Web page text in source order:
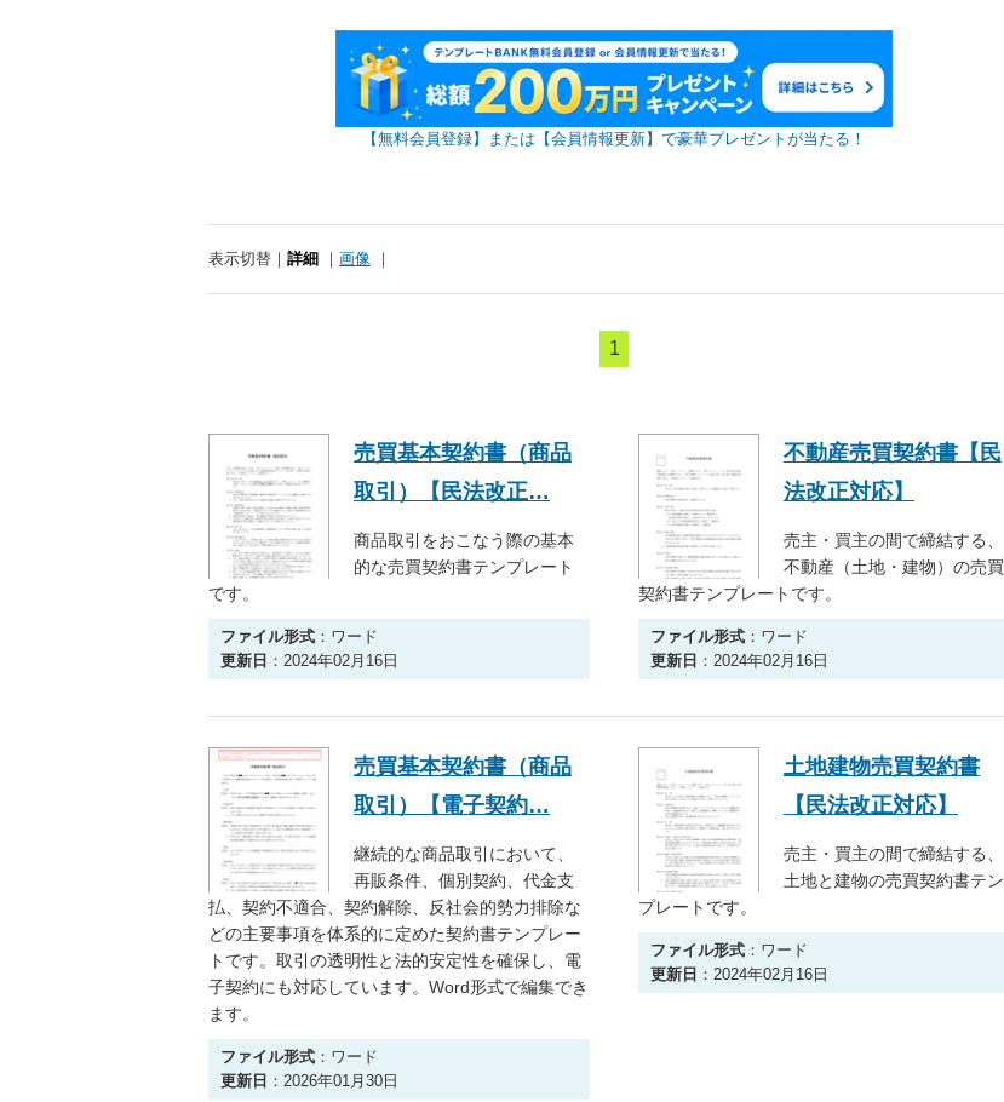
【無料会員登録】または【会員情報更新】で豪華プレゼントが当たる！
表示切替 詳細 画像
1
売買基本契約書（商品
取引）【民法改正…
商品取引をおこなう際の基本
的な売買契約書テンプレート
です。
ファイル形式 ：ワード
更新日 ：2024年02月16日
不動産売買契約書【民
法改正対応】
売主・買主の間で締結する、
不動産（土地・建物）の売買
契約書テンプレートです。
ファイル形式 ：ワード
更新日 ：2024年02月16日
売買基本契約書（商品
取引）【電子契約…
継続的な商品取引において、
再販条件、個別契約、代金支
払、契約不適合、契約解除、反社会的勢力排除な
どの主要事項を体系的に定めた契約書テンプレー
トです。取引の透明性と法的安定性を確保し、電
子契約にも対応しています。Word形式で編集でき
ます。
ファイル形式 ：ワード
更新日 ：2026年01月30日
土地建物売買契約書
【民法改正対応】
売主・買主の間で締結する、
土地と建物の売買契約書テン
プレートです。
ファイル形式 ：ワード
更新日 ：2024年02月16日